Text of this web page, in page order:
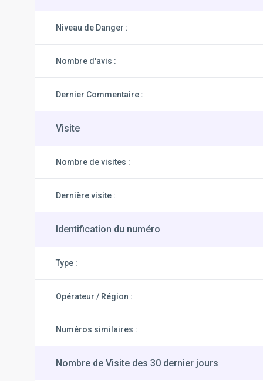
Niveau de Danger :
Nombre d'avis :
Dernier Commentaire :
Visite
Nombre de visites :
Dernière visite :
Identification du numéro
Type :
Opérateur / Région :
Numéros similaires :
Nombre de Visite des 30 dernier jours